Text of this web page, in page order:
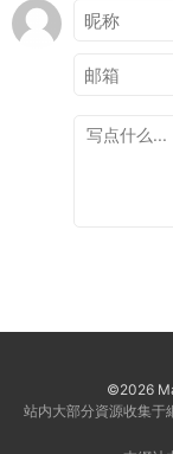
©2026
站内大部分資源收集于